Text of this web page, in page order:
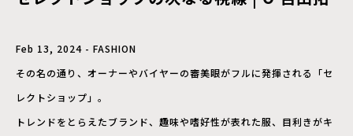
Feb 13, 2024 - FASHION
その名の通り、オーナーやバイヤーの審美眼がフルに発揮される「セ
レクトショップ」。
トレンドをとらえたブランド、趣味や嗜好性が表れた服、目利きがキ